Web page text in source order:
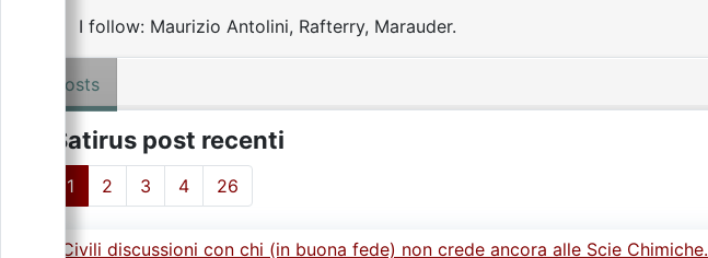
I follow: Maurizio Antolini, Rafterry, Marauder.
Posts
Satirus post recenti
1 2 3 4 26
Civili discussioni con chi (in buona fede) non crede ancora alle Scie Chimiche.